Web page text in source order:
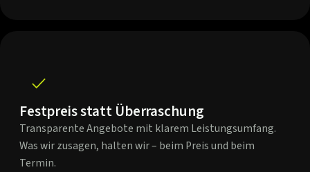
Festpreis statt Überraschung
Transparente Angebote mit klarem Leistungsumfang.
Was wir zusagen, halten wir – beim Preis und beim
Termin.